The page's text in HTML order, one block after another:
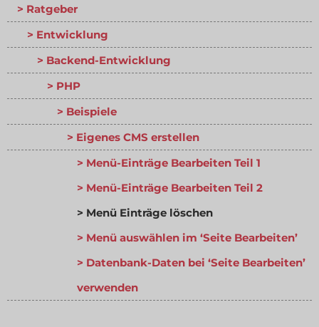
Ratgeber
Entwicklung
Backend-Entwicklung
PHP
Beispiele
Eigenes CMS erstellen
Menü-Einträge Bearbeiten Teil 1
Menü-Einträge Bearbeiten Teil 2
Menü Einträge löschen
Menü auswählen im ‘Seite Bearbeiten’
Datenbank-Daten bei ‘Seite Bearbeiten’
verwenden